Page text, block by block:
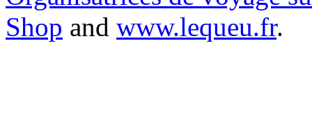
Shop and www.lequeu.fr.